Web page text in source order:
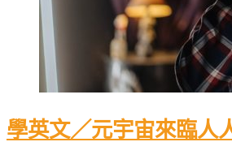
學英文／元宇宙來臨人